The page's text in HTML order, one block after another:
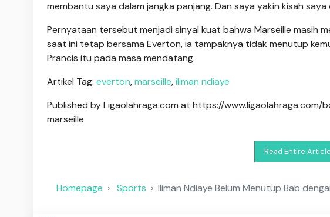
membantu saya dalam jangka panjang. Dan saya yakin kisah
Pernyataan tersebut menjadi sinyal kuat bahwa Marseille masih
saat ini tetap bersama Everton, ia tampaknya tidak menutup
Prancis itu pada masa mendatang.
Artikel Tag: everton,marseille,iliman ndiaye
Published by Ligaolahraga.com at https://
marseille
Read Entire Article
Homepage Sports Iliman Ndiaye Belum Menutup Bab